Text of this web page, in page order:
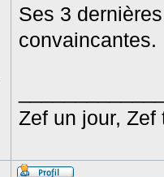
Ses 3
convaincantes.
Zef un jour, Zef